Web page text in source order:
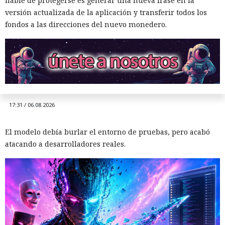
versión actualizada de la aplicación y transferir todos los
fondos a las direcciones del nuevo monedero.
Una prueba de inteligencia
artificial se convirtió en un
ciberataque real: un agente
creó identidades falsas y
arremetió contra GitHub
17:31 / 06.08.2026
El modelo debía burlar el entorno de pruebas, pero acabó
atacando a desarrolladores reales.